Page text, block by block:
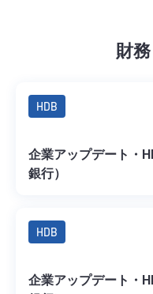
財
HDB
企業アップデート・
銀行）
HDB
企業アップデート・